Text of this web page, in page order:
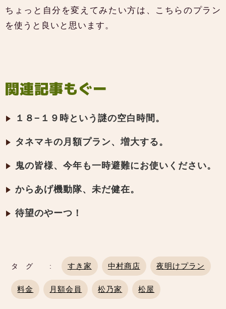
ちょっと自分を変えてみたい方は、こちらのプラン
を使うと良いと思います。
関連記事もぐー
１８−１９時という謎の空白時間。
タネマキの月額プラン、増大する。
鬼の皆様、今年も一時避難にお使いください。
からあげ機動隊、未だ健在。
待望のやーつ！
タグ : すき家 中村商店 夜明けプラン
料金 月額会員 松乃家 松屋